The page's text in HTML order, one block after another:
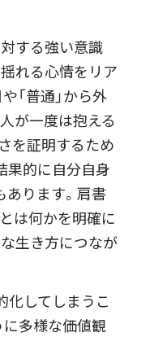
する強い意識
れる心情をリア
「普通」から外
が一度は抱える
を証明するため
果的に自分自身
ります。肩書
は何かを明確に
生き方につなが
化してしまうこ
多様な価値観